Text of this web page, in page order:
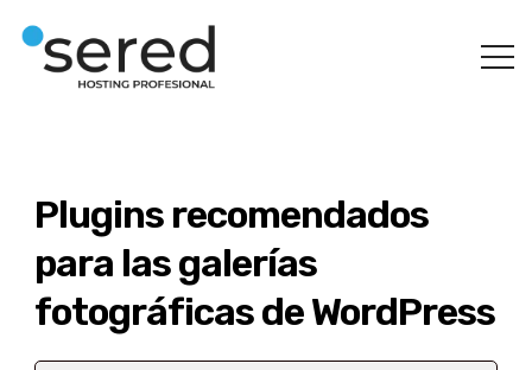
Plugins recomendados
para las galerías
fotográficas de WordPress